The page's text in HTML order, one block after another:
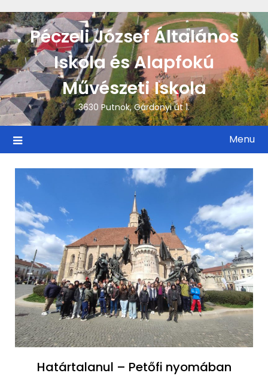
to
contentPéczeli József Általános
Iskola és Alapfokú
Művészeti Iskola
3630 Putnok, Gárdonyi út 1.
Menu
Határtalanul – Petőfi nyomában